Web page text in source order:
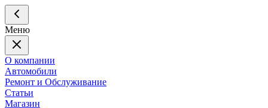
Меню
О компании
Автомобили
Ремонт и Обслуживание
Статьи
Магазин